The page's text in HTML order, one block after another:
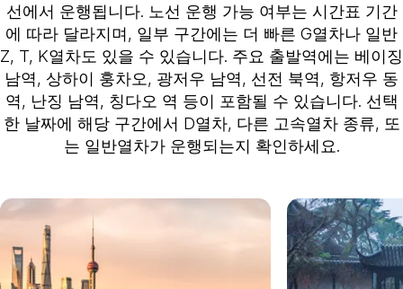
선에서 운행됩니다. 노선 운행 가능 여부는 시간표 기간
에 따라 달라지며, 일부 구간에는 더 빠른 G열차나 일반
Z, T, K열차도 있을 수 있습니다. 주요 출발역에는 베이징
남역, 상하이 훙차오, 광저우 남역, 선전 북역, 항저우 동
역, 난징 남역, 칭다오 역 등이 포함될 수 있습니다. 선택
한 날짜에 해당 구간에서 D열차, 다른 고속열차 종류, 또
는 일반열차가 운행되는지 확인하세요.